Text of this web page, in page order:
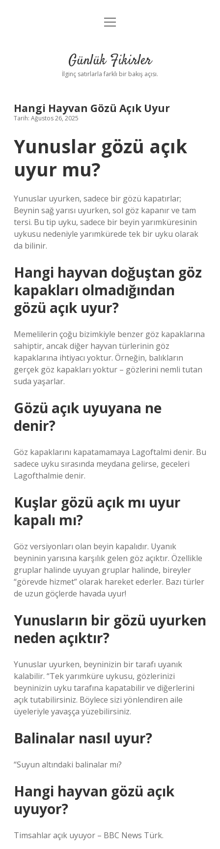
Anasayfa
Yasal Uyarı
menüyü
Günlük Fikirler
İlginç satırlarla farklı bir bakış açısı.
Hangi Hayvan Gözü Açık Uyur
Tarih: Ağustos 26, 2025
Yunuslar gözü açık
uyur mu?
Yunuslar uyurken, sadece bir gözü kapatırlar;
Beynin sağ yarısı uyurken, sol göz kapanır ve tam
tersi. Bu tip uyku, sadece bir beyin yarımküresinin
uykusu nedeniyle yarımkürede tek bir uyku olarak
da bilinir.
Hangi hayvan doğuştan göz
kapakları olmadığından
gözü açık uyur?
Memelilerin çoğu bizimkiyle benzer göz kapaklarına
sahiptir, ancak diğer hayvan türlerinin göz
kapaklarına ihtiyacı yoktur. Örneğin, balıkların
gerçek göz kapakları yoktur – gözlerini nemli tutan
suda yaşarlar.
Gözü açık uyuyana ne
denir?
Göz kapaklarını kapatamamaya Lagoftalmi denir. Bu
sadece uyku sırasında meydana gelirse, geceleri
Lagofthalmie denir.
Kuşlar gözü açık mı uyur
kapalı mı?
Göz versiyonları olan beyin kapalıdır. Uyanık
beyninin yarısına karşılık gelen göz açıktır. Özellikle
gruplar halinde uyuyan gruplar halinde, bireyler
“görevde hizmet” olarak hareket ederler. Bazı türler
de uzun göçlerde havada uyur!
Yunusların bir gözü uyurken
neden açıktır?
Yunuslar uyurken, beyninizin bir tarafı uyanık
kalabilir. “Tek yarımküre uykusu, gözlerinizi
beyninizin uyku tarafına kapatabilir ve diğerlerini
açık tutabilirsiniz. Böylece sizi yönlendiren aile
üyeleriyle yavaşça yüzebilirsiniz.
Balinalar nasıl uyur?
“Suyun altındaki balinalar mı?
Hangi hayvan gözü açık
uyuyor?
Timsahlar açık uyuyor – BBC News Türk.